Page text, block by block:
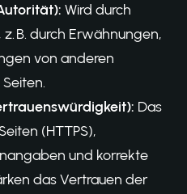
Wird durch
B. durch Erwähnungen,
von anderen
Das
(HTTPS),
und korrekte
das Vertrauen der